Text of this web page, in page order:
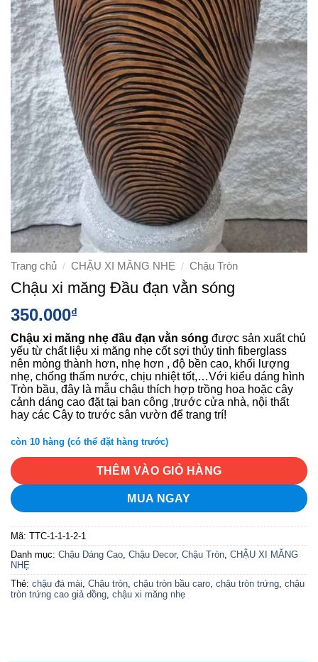
Trang chủ / CHẬU XI MĂNG NHẸ / Chậu Tròn
Chậu xi măng Đầu đạn vằn sóng
350.000₫
Chậu xi măng nhẹ đầu đạn vằn sóng được sản xuất chủ
yếu từ chất liệu xi măng nhẹ cốt sợi thủy tinh fiberglass
nên mỏng thành hơn, nhẹ hơn , độ bền cao, khối lượng
nhẹ, chống thấm nước, chịu nhiệt tốt,…Với kiểu dáng hình
Tròn bầu, đây là mẫu chậu thích hợp trồng hoa hoặc cây
cảnh dáng cao đặt tại ban công ,trước cửa nhà, nội thất
hay các Cây to trước sân vườn để trang trí!
còn 10 hàng (có thể đặt hàng trước)
THÊM VÀO GIỎ HÀNG
MUA NGAY
Mã: TTC-1-1-1-2-1
Danh mục: Chậu Dáng Cao, Chậu Decor, Chậu Tròn, CHẬU XI MĂNG
NHẸ
Thẻ: chậu đá mài, Chậu tròn, chậu tròn bầu caro, chậu tròn trứng, chậu
tròn trứng cao giả đồng, chậu xi măng nhẹ